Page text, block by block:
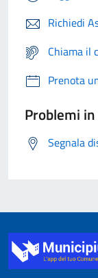
Richiedi
Chiama il
Prenota
Problemi
Segnala